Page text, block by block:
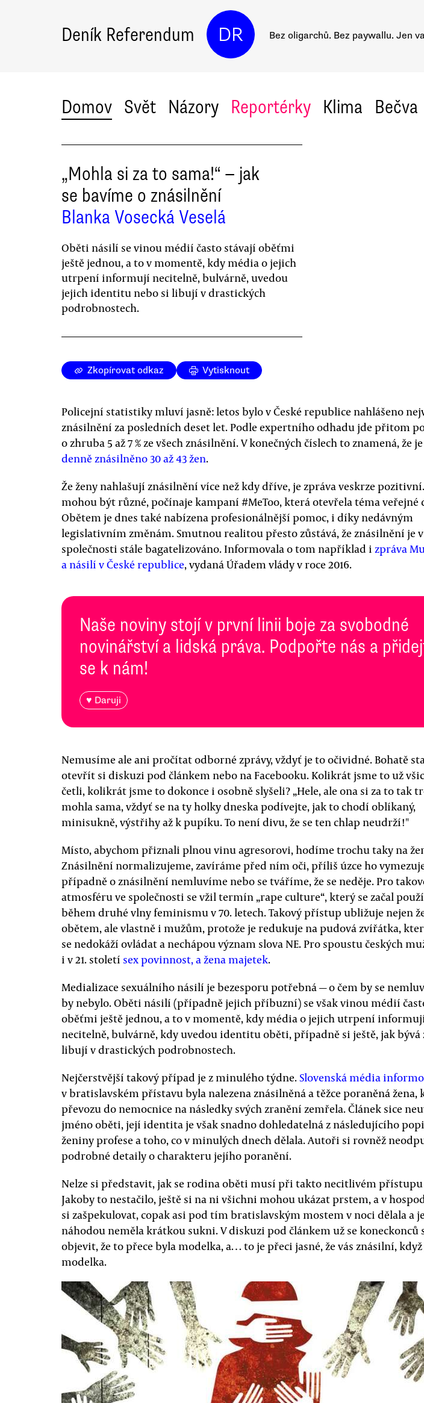
Deník Referendum DR Bez oligarchů. Bez paywallu. Jen
Domov Svět Názory Reportérky Klima Bečva
„Mohla si za to sama!“ — jak
se bavíme o znásilnění
Blanka Vosecká Veselá
Oběti násilí se vinou médií často stávají oběťmi
ještě jednou, a to v momentě, kdy média o jejich
utrpení informují necitelně, bulvárně, uvedou
jejich identitu nebo si libují v drastických
podrobnostech.
Zkopírovat odkaz Vytisknout
Policejní statistiky mluví jasně: letos bylo v České republice nahlášeno
znásilnění za posledních deset let. Podle expertního odhadu jde přitom
o zhruba 5 až 7 % ze všech znásilnění. V konečných číslech to znamená, že
denně znásilněno 30 až 43 žen.
Že ženy nahlašují znásilnění více než kdy dříve, je zpráva veskrze
mohou být různé, počínaje kampaní #MeToo, která otevřela téma veřejné
Obětem je dnes také nabízena profesionálnější pomoc, i díky nedávným
legislativním změnám. Smutnou realitou přesto zůstává, že znásilnění je v
společnosti stále bagatelizováno. Informovala o tom například i zpráva
a násilí v České republice, vydaná Úřadem vlády v roce 2016.
Naše noviny stojí v první linii boje za svobodné
novinářství a lidská práva. Podpořte nás a
se k nám!
♥ Daruji
Nemusíme ale ani pročítat odborné zprávy, vždyť je to očividné. Bohatě
otevřít si diskuzi pod článkem nebo na Facebooku. Kolikrát jsme to už
četli, kolikrát jsme to dokonce i osobně slyšeli? „Hele, ale ona si za to tak
mohla sama, vždyť se na ty holky dneska podívejte, jak to chodí oblíkaný,
minisukně, výstřihy až k pupíku. To není divu, že se ten chlap neudrží!"
Místo, abychom přiznali plnou vinu agresorovi, hodíme trochu taky na
Znásilnění normalizujeme, zavíráme před ním oči, příliš úzce ho
případně o znásilnění nemluvíme nebo se tváříme, že se neděje. Pro
atmosféru ve společnosti se vžil termín „rape culture“, který se začal
během druhé vlny feminismu v 70. letech. Takový přístup ubližuje nejen
obětem, ale vlastně i mužům, protože je redukuje na pudová zvířátka,
se nedokáží ovládat a nechápou význam slova NE. Pro spoustu českých
i v 21. století sex povinnost, a žena majetek.
Medializace sexuálního násilí je bezesporu potřebná — o čem by se
by nebylo. Oběti násilí (případně jejich příbuzní) se však vinou médií
oběťmi ještě jednou, a to v momentě, kdy média o jejich utrpení
necitelně, bulvárně, kdy uvedou identitu oběti, případně si ještě, jak bývá
libují v drastických podrobnostech.
Nejčerstvější takový případ je z minulého týdne.Slovenská média
v bratislavském přístavu byla nalezena znásilněná a těžce poraněná žena,
převozu do nemocnice na následky svých zranění zemřela. Článek sice
jméno oběti, její identita je však snadno dohledatelná z následujícího
ženiny profese a toho, co v minulých dnech dělala. Autoři si rovněž
podrobné detaily o charakteru jejího poranění.
Nelze si představit, jak se rodina oběti musí při takto necitlivém
Jakoby to nestačilo, ještě si na ni všichni mohou ukázat prstem, a v
si zašpekulovat, copak asi pod tím bratislavským mostem v noci dělala a
náhodou neměla krátkou sukni. V diskuzi pod článkem už se koneckonců
objevit, že to přece byla modelka, a… to je přeci jasné, že vás znásilní,
modelka.